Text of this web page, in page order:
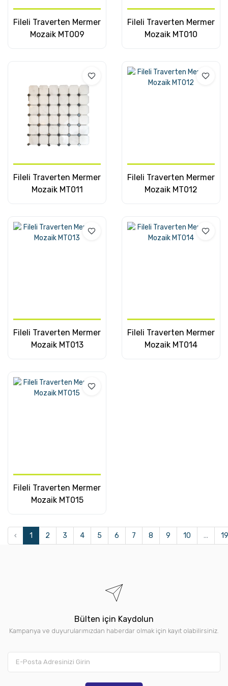
Fileli Traverten Mermer
Mozaik MT009
Fileli Traverten Mermer
Mozaik MT010
Fileli Traverten Mermer
Mozaik MT011
Fileli Traverten Mermer
Mozaik MT012
Fileli Traverten Mermer
Mozaik MT013
Fileli Traverten Mermer
Mozaik MT014
Fileli Traverten Mermer
Mozaik MT015
‹ 1 2 3 4 5 6 7 8 9 10 ... 19
Bülten için Kaydolun
Kampanya ve duyurularımızdan haberdar olmak için kayıt olabilirsiniz.